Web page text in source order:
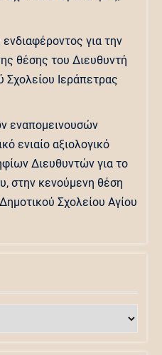
για την
θέσης του Διευθυντή
Ιεράπετρας
εναπομεινουσών
ενιαίο αξιολογικό
Διευθυντών για το
στην κενούμενη θέση
Σχολείου Αγίου